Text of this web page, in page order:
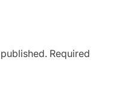
Required